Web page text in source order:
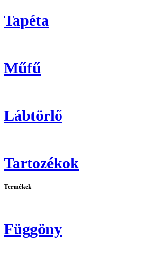
Tapéta
Műfű
Lábtörlő
Tartozékok
Termékek
Függöny